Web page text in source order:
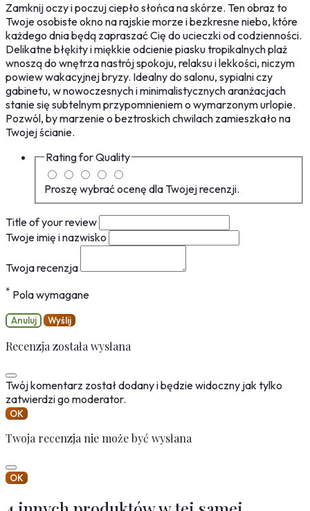
Zamknij oczy i poczuj ciepło słońca na skórze. Ten obraz to
Twoje osobiste okno na rajskie morze i bezkresne niebo, które
każdego dnia będą zapraszać Cię do ucieczki od codzienności.
Delikatne błękity i miękkie odcienie piasku tropikalnych plaż
wnoszą do wnętrza nastrój spokoju, relaksu i lekkości, niczym
powiew wakacyjnej bryzy. Idealny do salonu, sypialni czy
gabinetu, w nowoczesnych i minimalistycznych aranżacjach
stanie się subtelnym przypomnieniem o wymarzonym urlopie.
Pozwól, by marzenie o beztroskich chwilach zamieszkało na
Twojej ścianie.
Rating forQuality
Proszę wybrać ocenę dla Twojej recenzji.
Title of your review
Twoje imię i nazwisko
Twoja recenzja
* Pola wymagane
Anuluj Wyślij
Recenzja została wysłana
Twój komentarz został dodany i będzie widoczny jak tylko
zatwierdzi go moderator.
OK
Twoja recenzja nie może być wysłana
OK